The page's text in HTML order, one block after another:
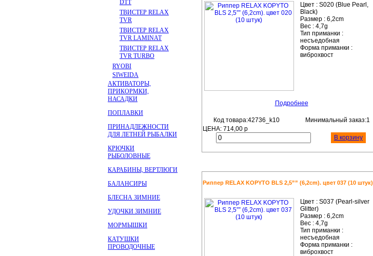
DTT
ТВИСТЕР RELAX
TVR
ТВИСТЕР RELAX
TVR LAMINAT
ТВИСТЕР RELAX
TVR TURBO
RYOBI
SIWEIDA
АКТИВАТОРЫ,
ПРИКОРМКИ,
НАСАДКИ
ПОПЛАВКИ
ПРИНАДЛЕЖНОСТИ
ДЛЯ ЛЕТНЕЙ РЫБАЛКИ
КРЮЧКИ
РЫБОЛОВНЫЕ
КАРАБИНЫ, ВЕРТЛЮГИ
БАЛАНСИРЫ
БЛЕСНА ЗИМНИЕ
УДОЧКИ ЗИМНИЕ
МОРМЫШКИ
КАТУШКИ
ПРОВОДОЧНЫЕ
Цвет : S020 (Blue Pearl,
Black)
Размер : 6,2cm
Вес : 4,7g
Тип приманки :
несъедобная
Форма приманки :
виброхвост
Подробнее
Код товара:42736_k10
Минимальный заказ:1
ЦЕНА: 714,00 р
В корзину
Риппер RELAX KOPYTO BLS 2,5”” (6,2cm). цвет 037 (10 штук)
Цвет : S037 (Pearl-silver
Glitter)
Размер : 6,2cm
Вес : 4,7g
Тип приманки :
несъедобная
Форма приманки :
виброхвост